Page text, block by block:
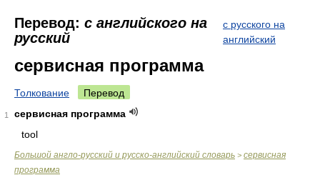
Перевод: с английского на
русский
с русского на
английский
сервисная программа
Толкование Перевод
1
сервисная программа
tool
Большой англо-русский и русско-английский словарь > сервисная
программа